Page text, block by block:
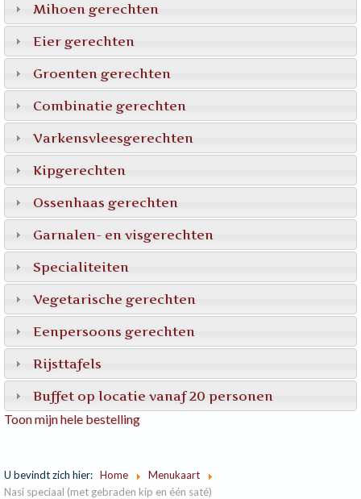
Mihoen gerechten
Eier gerechten
Groenten gerechten
Combinatie gerechten
Varkensvleesgerechten
Kipgerechten
Ossenhaas gerechten
Garnalen- en visgerechten
Specialiteiten
Vegetarische gerechten
Eenpersoons gerechten
Rijsttafels
Buffet op locatie vanaf 20 personen
Toon mijn hele bestelling
U bevindt zich hier: Home
Menukaart
Nasi speciaal (met gebraden kip en één saté)